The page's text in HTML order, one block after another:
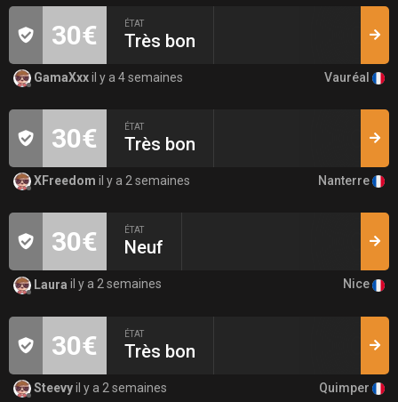
30€ ÉTAT
Très bon
GamaXxxil y a 4 semaines Vauréal
30€ ÉTAT
Très bon
XFreedom il y a 2 semaines Nanterre
30€ ÉTAT
Neuf
Laura il y a 2 semaines Nice
30€ ÉTAT
Très bon
Steevyil y a 2 semaines Quimper